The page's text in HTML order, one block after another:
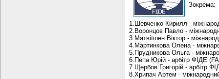
Зокрема:
1.Шевченко Кирилл -
2.Воронцов Павло -
3.Матвіїшен Віктор -
4.Мартинкова Олена -
5.Прудникова Ольга -
6.Пепа Юрій - арбітр ФІДЕ
7.Щербов Григорій - арбітр
8.Хрипач Артем -